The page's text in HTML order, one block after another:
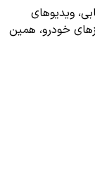
ویدیوهای
خودرو، همین